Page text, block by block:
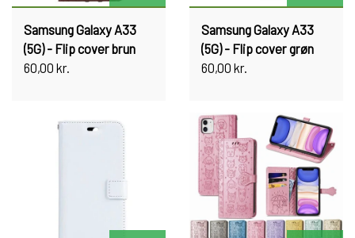
Samsung Galaxy A33
(5G) - Flip cover brun
60,00 kr.
Samsung Galaxy A33
(5G) - Flip cover grøn
60,00 kr.